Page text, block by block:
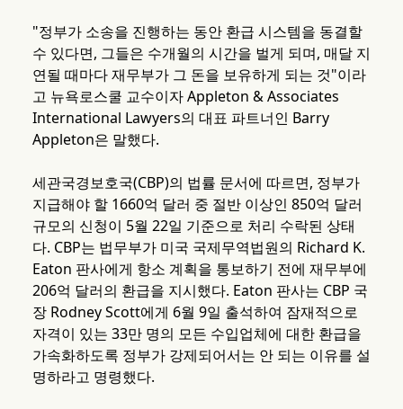
"정부가 소송을 진행하는 동안 환급 시스템을 동결할
수 있다면, 그들은 수개월의 시간을 벌게 되며, 매달 지
연될 때마다 재무부가 그 돈을 보유하게 되는 것"이라
고 뉴욕로스쿨 교수이자 Appleton & Associates
International Lawyers의 대표 파트너인 Barry
Appleton은 말했다.
세관국경보호국(CBP)의 법률 문서에 따르면, 정부가
지급해야 할 1660억 달러 중 절반 이상인 850억 달러
규모의 신청이 5월 22일 기준으로 처리 수락된 상태
다. CBP는 법무부가 미국 국제무역법원의 Richard K.
Eaton 판사에게 항소 계획을 통보하기 전에 재무부에
206억 달러의 환급을 지시했다. Eaton 판사는 CBP 국
장 Rodney Scott에게 6월 9일 출석하여 잠재적으로
자격이 있는 33만 명의 모든 수입업체에 대한 환급을
가속화하도록 정부가 강제되어서는 안 되는 이유를 설
명하라고 명령했다.